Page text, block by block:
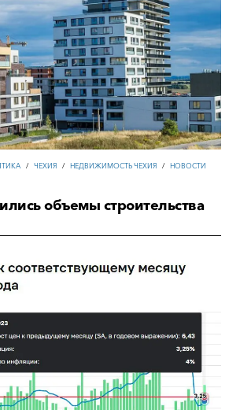
/ ЧЕХИЯ / НЕДВИЖИМОСТЬ ЧЕХИЯ / НОВОСТИ
объемы строительства